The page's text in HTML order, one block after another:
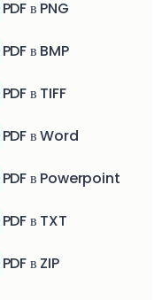
PDF в PNG
PDF в BMP
PDF в TIFF
PDF в Word
PDF в Powerpoint
PDF в TXT
PDF в ZIP